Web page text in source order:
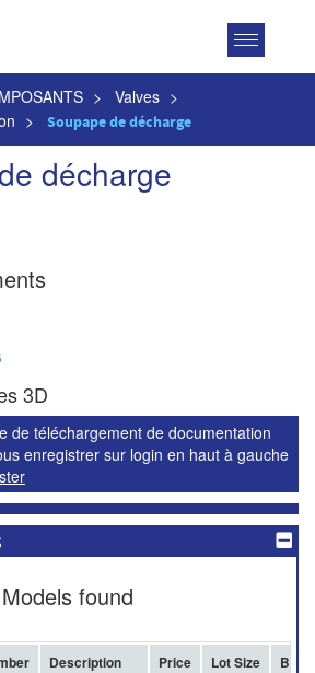
Toggle
> Valves >
> Soupape de décharge
décharge
3D
de téléchargement de documentation
enregistrer sur login en haut à gauche
found
Description Price Lot Size Buy